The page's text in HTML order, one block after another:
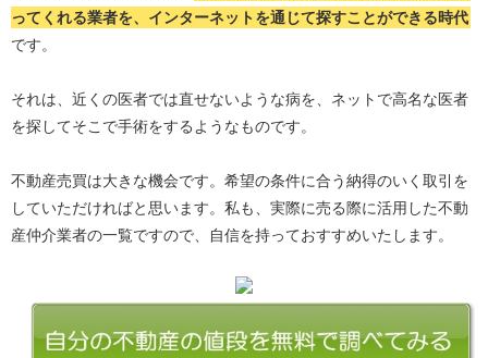
ってくれる業者を、インターネットを通じて探すことができる時代
です。
それは、近くの医者では直せないような病を、ネットで高名な医者
を探してそこで手術をするようなものです。
不動産売買は大きな機会です。希望の条件に合う納得のいく取引を
していただければと思います。私も、実際に売る際に活用した不動
産仲介業者の一覧ですので、自信を持っておすすめいたします。